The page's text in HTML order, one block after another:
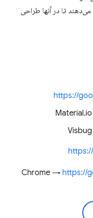
می‌دهند تا در آنها طراحی
https://
https://